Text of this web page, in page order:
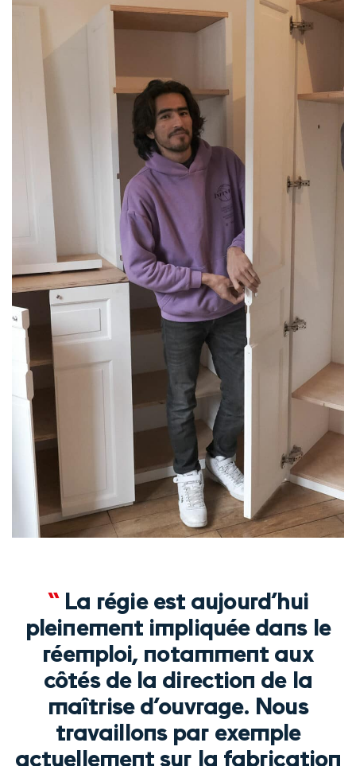
“La régie est aujourd’hui
pleinement impliquée dans le
réemploi, notamment aux
côtés de la direction de la
maîtrise d’ouvrage. Nous
travaillons par exemple
actuellement sur la fabrication